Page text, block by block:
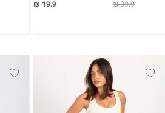
19.9 ₪ 39.9 ₪